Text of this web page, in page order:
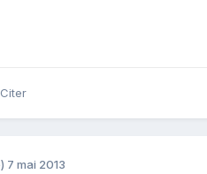
Citer
7 mai 2013